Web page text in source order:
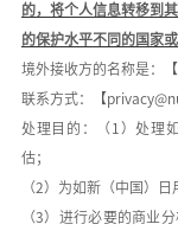
的，将个人信息转移到
的保护水平不同的国家或
境外接收方的名称是：【
联系方式：【
处理目的：（ 1 ）处理
估；
（2）为如新（中国）日
（3）进行必要的商业